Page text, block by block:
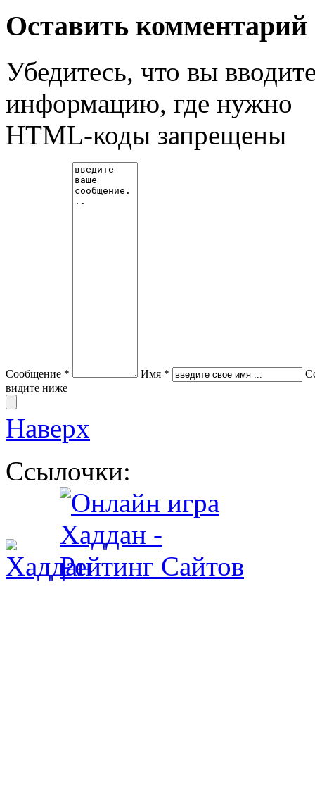
Оставить комментарий
Убедитесь, что вы
информацию, где нужно
HTML-коды запрещены
Сообщение * Имя *
видите ниже
Наверх
Ссылочки: